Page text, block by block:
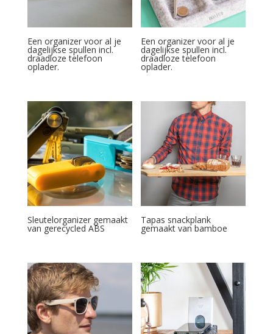
Een organizer voor al je
dagelijkse spullen incl.
draadloze telefoon
oplader.
Een organizer voor al je
dagelijkse spullen incl.
draadloze telefoon
oplader.
Sleutelorganizer gemaakt
van gerecycled ABS
Tapas snackplank
gemaakt van bamboe